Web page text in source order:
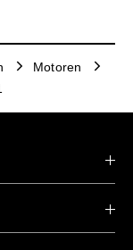
Motoren